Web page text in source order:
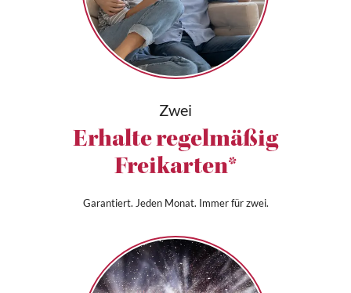
Zwei
Erhalte regelmäßig
Freikarten*
Garantiert. Jeden Monat. Immer für zwei.